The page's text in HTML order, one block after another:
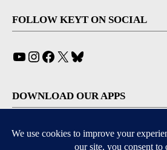
FOLLOW KEYT ON SOCIAL
YouTube
Instagram
Facebook
X
DOWNLOAD OUR APPS
Available for iOS and